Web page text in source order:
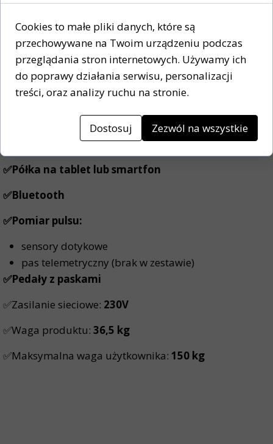
szerokość:56 cm
wysokość:150 cm
✅Opór:magnetyczny wewnętrzny
✅Regulacja oporu:automatyczna
✅Koło zamachowe:9 kg
✅Regulacja siodełka:pion i poziom
✅Półka na tablet lub smartfon
✅Bluetooth
✅Pomiar pulsu:
sensory dotykowe
pas telemetryczny (brak w zestawie)
✅Pedały z paskami
✅Zasilanie sieciowe: 230V
✅Waga produktu: 36,5 kg
✅Maksymalna waga użytkownika: 150 kg
Cookies to małe pliki danych, które są
przechowywane na Twoim urządzeniu podczas
przeglądania stron internetowych. Używamy ich
do poprawy działania serwisu, personalizacji
treści, oraz analizy ruchu na stronie.
Dostosuj Zezwól na wszystkie